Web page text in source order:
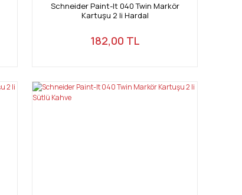
Schneider Paint-It 040 Twin Markör
Kartuşu 2 li Hardal
182,00 TL